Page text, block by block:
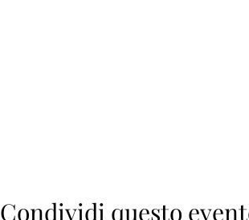
Condividi questo